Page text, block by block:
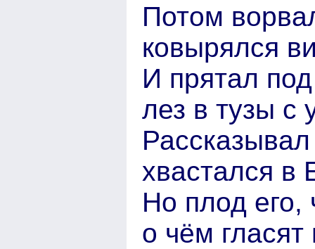
Потом
ковырялся
И прятал
лез в тузы с
хвастался в
Но плод
о чём